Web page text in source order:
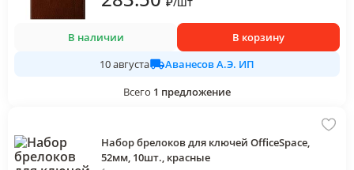
В наличии
В корзину
10 августа
Аванесов А.Э. ИП
Всего 1 предложение
Набор брелоков для ключей OfficeSpace,
52мм, 10шт., красные